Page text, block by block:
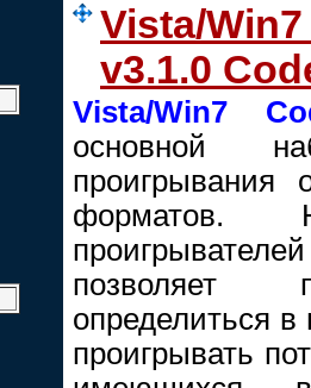
Vista/
v3.1.0
Vista/Win7
основной
проигрывания
форматов.
позволяет
определиться
проигрывать